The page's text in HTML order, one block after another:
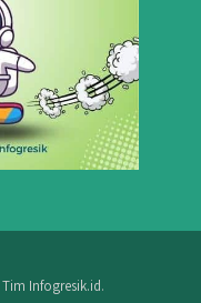
Tim Infogresik.id.